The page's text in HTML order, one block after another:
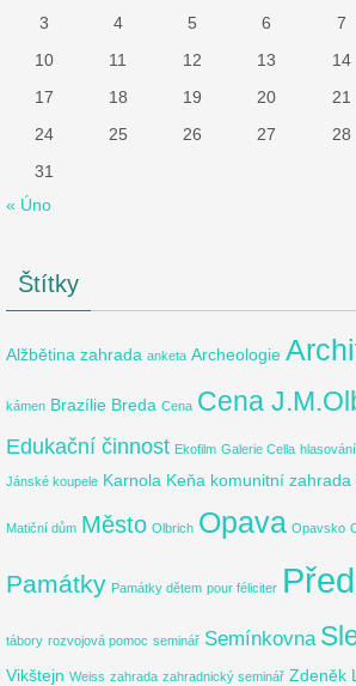
3
4 5 6 7
10
11 12 13 14
17
18 19 20 21
24
25 26 27 28
31
« Úno
Štítky
Alžbětina zahrada anketa Archeologie
kámen Brazílie Breda Cena Cena
Edukační činnost Ekofilm Galerie Cella hlasování
Jánské koupele Karnola Keňa komunitní zahrada
Matiční dům Město Olbrich Opava Opavsko
Památky Památky dětem pour féliciter
tábory rozvojová pomoc seminář Semínkovna
Vikštejn Weiss zahrada zahradnický seminář Zdeněk